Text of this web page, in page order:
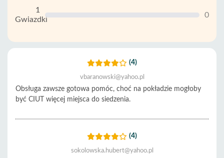
1
Gwiazdki
0
(4)
vbaranowski@yahoo.pl
Obsługa zawsze gotowa pomóc, choć na pokładzie mogłoby
być CIUT więcej miejsca do siedzenia.
(4)
sokolowska.hubert@yahoo.pl